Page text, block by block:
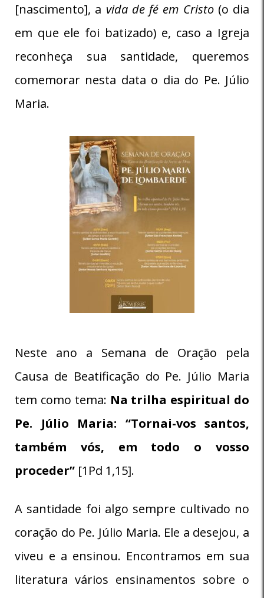
[nascimento], a vida de fé em Cristo(o dia
em que ele foi batizado) e, caso a Igreja
reconheça sua santidade, queremos
comemorar nesta data o dia do Pe. Júlio
Maria.
Neste ano a Semana de Oração pela
Causa de Beatificação do Pe. Júlio Maria
tem como tema: Na trilha espiritual do
Pe. Júlio Maria: “Tornai-vos santos,
também vós, em todo o vosso
proceder” [1Pd 1,15].
A santidade foi algo sempre cultivado no
coração do Pe. Júlio Maria. Ele a desejou, a
viveu e a ensinou. Encontramos em sua
literatura vários ensinamentos sobre o